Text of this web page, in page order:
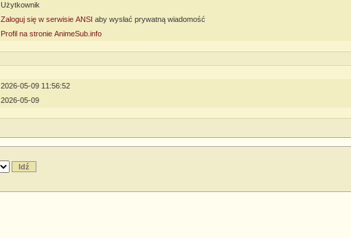
Użytkownik
Zaloguj się w serwisie ANSI aby wysłać prywatną wiadomość
Profil na stronie AnimeSub.info
2026-05-09 11:56:52
2026-05-09